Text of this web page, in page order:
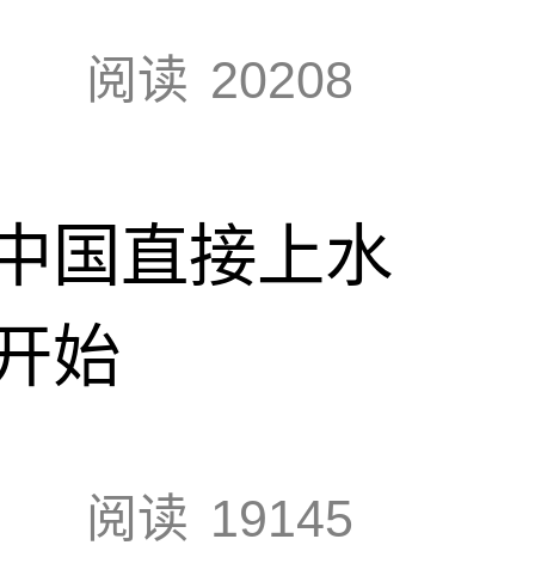
阅读 20208
国直接上水
始
阅读 19145